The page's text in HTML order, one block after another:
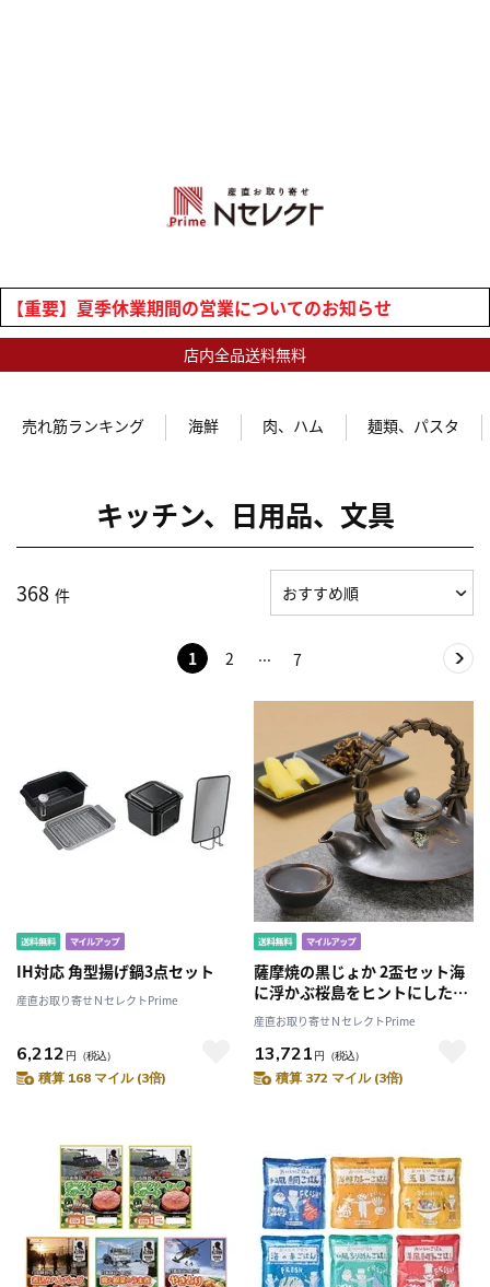
【重要】夏季休業期間の営業についてのお知らせ
店内全品送料無料
売れ筋ランキング 海鮮 肉、ハム 麺類、パスタ
キッチン、日用品、文具
368 件
1 2 7
IH対応 角型揚げ鍋3点セット
産直お取り寄せＮセレクトPrime
6,212 円 （税込）
積算 168 マイル (3倍)
薩摩焼の黒じょか 2盃セット海
に浮かぶ桜島をヒントにした焼
酎の器 長太郎焼窯元・鹿児島県
産直お取り寄せＮセレクトPrime
13,721 円 （税込）
積算 372 マイル (3倍)